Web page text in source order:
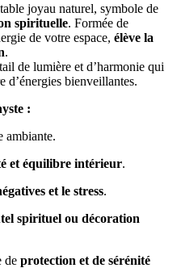
joyau naturel, symbole de
spirituelle. Formée de
de votre espace, élève la
.
de lumière et d’harmonie qui
d’énergies bienveillantes.
:
ambiante.
et équilibre intérieur.
et le stress.
spirituel ou décoration
de protection et de sérénité